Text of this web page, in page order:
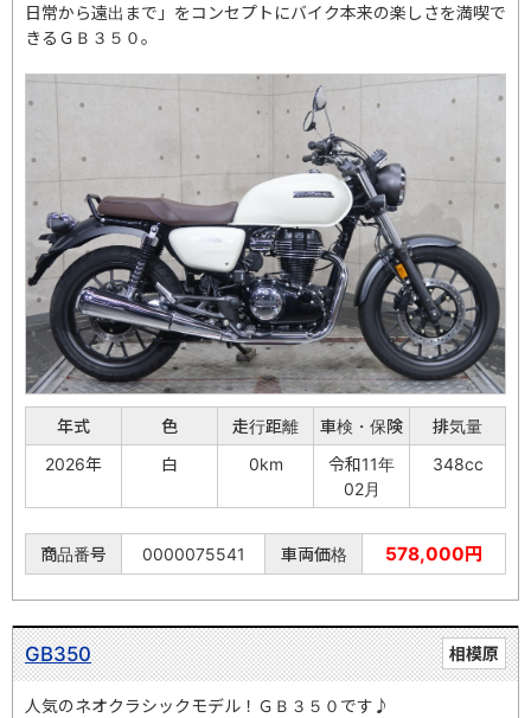
日常から遠出まで」をコンセプトにバイク本来の楽しさを満喫で
きるＧＢ３５０。
年式 色 走行距離 車検・保険
排気量
2026年
白 0km
令和11年
02月
348cc
商品番号 0000075541 車両価格 578,000円
相模原
GB350
人気のネオクラシックモデル！ＧＢ３５０です♪